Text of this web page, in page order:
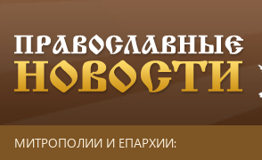
МИТРОПОЛИИ И ЕПАРХИИ: